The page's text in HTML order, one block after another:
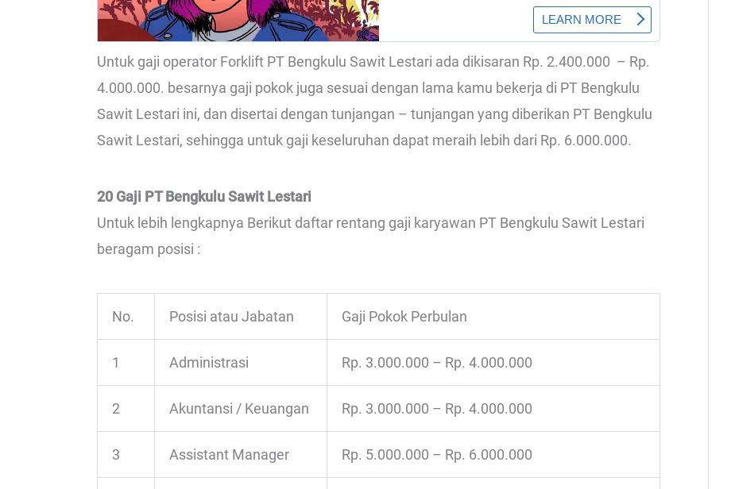
Untuk gaji operator Forklift PT Bengkulu Sawit Lestari ada dikisaran Rp. 2.400.000 – Rp.
4.000.000. besarnya gaji pokok juga sesuai dengan lama kamu bekerja di PT Bengkulu
Sawit Lestari ini, dan disertai dengan tunjangan – tunjangan yang diberikan PT Bengkulu
Sawit Lestari, sehingga untuk gaji keseluruhan dapat meraih lebih dari Rp. 6.000.000.
20 Gaji PT Bengkulu Sawit Lestari
Untuk lebih lengkapnya Berikut daftar rentang gaji karyawan PT Bengkulu Sawit Lestari
beragam posisi :
No. Posisi atau Jabatan Gaji Pokok Perbulan
1 Administrasi Rp. 3.000.000 – Rp. 4.000.000
2 Akuntansi / Keuangan Rp. 3.000.000 – Rp. 4.000.000
3 Assistant Manager Rp. 5.000.000 – Rp. 6.000.000